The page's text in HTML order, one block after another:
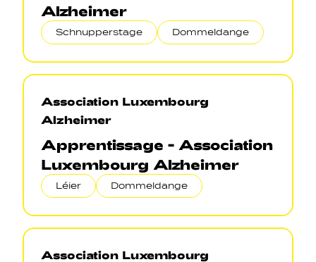
Alzheimer
Schnupperstage Dommeldange
Association Luxembourg
Alzheimer
Apprentissage - Association
Luxembourg Alzheimer
Léier Dommeldange
Association Luxembourg